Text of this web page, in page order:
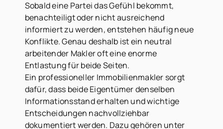
Sobald eine Partei das Gefühl bekommt,
benachteiligt oder nicht ausreichend
informiert zu werden, entstehen häufig neue
Konflikte. Genau deshalb ist ein neutral
arbeitender Makler oft eine enorme
Entlastung für beide Seiten.
Ein professioneller Immobilienmakler sorgt
dafür, dass beide Eigentümer denselben
Informationsstand erhalten und wichtige
Entscheidungen nachvollziehbar
dokumentiert werden. Dazu gehören unter